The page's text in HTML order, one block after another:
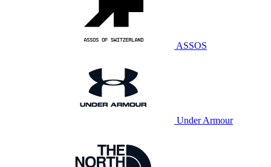
ASSOS
Under Armour